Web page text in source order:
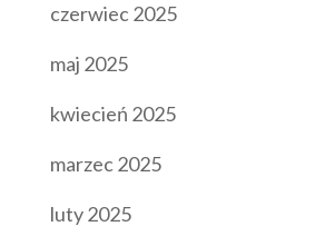
czerwiec 2025
maj 2025
kwiecień 2025
marzec 2025
luty 2025